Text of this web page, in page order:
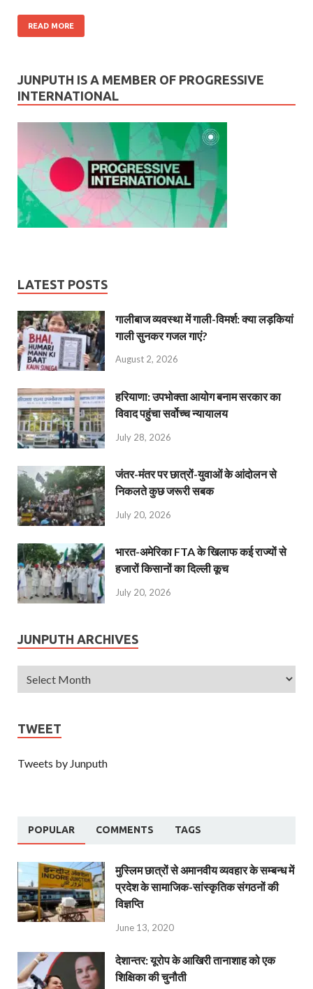
READ MORE
JUNPUTH IS A MEMBER OF PROGRESSIVE
INTERNATIONAL
LATEST POSTS
गालीबाज व्‍यवस्‍था में गाली-विमर्श: क्या लड़कियां
गाली सुनकर गजल गाएं?
August 2, 2026
हरियाणा: उपभोक्ता आयोग बनाम सरकार का
विवाद पहुंचा सर्वोच्च न्यायालय
July 28, 2026
जंतर-मंतर पर छात्रों-युवाओं के आंदोलन से
निकलते कुछ जरूरी सबक
July 20, 2026
भारत-अमेरिका FTA के खिलाफ कई राज्यों से
हजारों किसानों का दिल्ली कूच
July 20, 2026
JUNPUTH ARCHIVES
TWEET
Tweets by Junputh
POPULAR COMMENTS TAGS
मुस्लिम छात्रों से अमानवीय व्यवहार के सम्बन्ध में
प्रदेश के सामाजिक-सांस्कृतिक संगठनों की
विज्ञप्ति
June 13, 2020
देशान्‍तर: यूरोप के आखिरी तानाशाह को एक
शिक्षिका की चुनौती